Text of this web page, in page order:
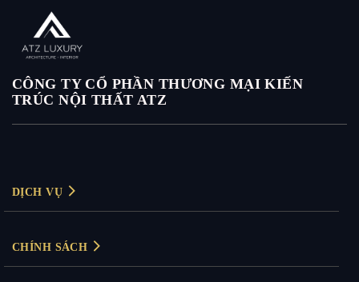
CÔNG TY CỔ PHẦN THƯƠNG MẠI KIẾN
TRÚC NỘI THẤT ATZ
DỊCH VỤ
Thiết kế nội thất biệt thự
CHÍNH SÁCH